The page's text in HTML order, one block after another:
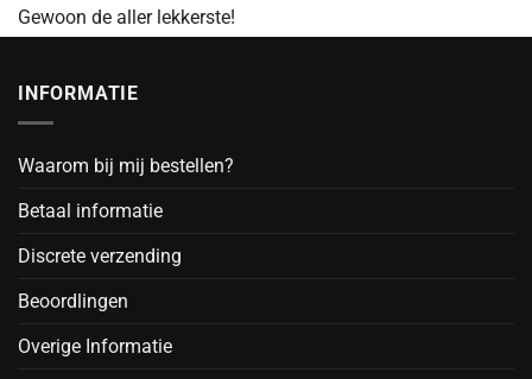
Gewoon de aller lekkerste!
INFORMATIE
Waarom bij mij bestellen?
Betaal informatie
Discrete verzending
Beoordlingen
Overige Informatie